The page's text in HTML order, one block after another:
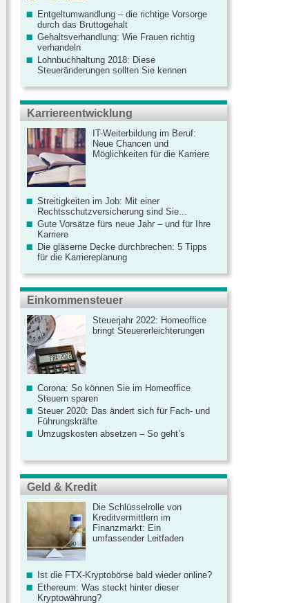
Entgeltumwandlung – die richtige Vorsorge
durch das Bruttogehalt
Gehaltsverhandlung: Wie Frauen richtig
verhandeln
Lohnbuchhaltung 2018: Diese
Steueränderungen sollten Sie kennen
Karriereentwicklung
IT-Weiterbildung im Beruf:
Neue Chancen und
Möglichkeiten für die Karriere
Streitigkeiten im Job: Mit einer
Rechtsschutzversicherung sind Sie...
Gute Vorsätze fürs neue Jahr – und für Ihre
Karriere
Die gläserne Decke durchbrechen: 5 Tipps
für die Karriereplanung
Einkommensteuer
Steuerjahr 2022: Homeoffice
bringt Steuererleichterungen
Corona: So können Sie im Homeoffice
Steuern sparen
Steuer 2020: Das ändert sich für Fach- und
Führungskräfte
Umzugskosten absetzen – So geht’s
Geld & Kredit
Die Schlüsselrolle von
Kreditvermittlern im
Finanzmarkt: Ein
umfassender Leitfaden
Ist die FTX-Kryptobörse bald wieder online?
Ethereum: Was steckt hinter dieser
Kryptowährung?